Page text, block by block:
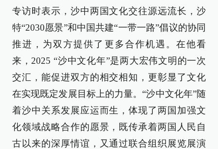
专访时表示，沙中两国文化交往源远流长，沙
特“2030愿景”和中国共建“一带一路”倡议的协同
推进，为双方提供了更多合作机遇。在他看
来，2025 “沙中文化年”是两大宏伟文明的一次
交汇，能促进双方的相交相知，更彰显了文化
在实现既定发展目标上的力量。“沙中文化年”随
着沙中关系发展应运而生，体现了两国加强文
化领域战略合作的愿景，既传承着两国人民自
古以来的深厚情谊，又通过联合组织展览展演